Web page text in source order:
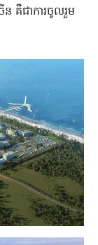
គឺជាការចូលរួម